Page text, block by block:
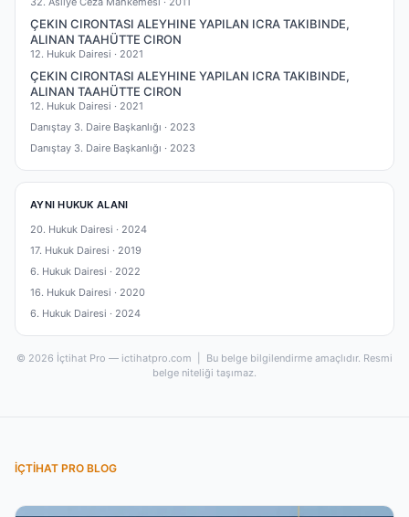
ÇEKIN CIRONTASI ALEYHINE YAPILAN ICRA TAKIBINDE,
ALINAN TAAHÜTTE CIRON
12. Hukuk Dairesi · 2021
ÇEKIN CIRONTASI ALEYHINE YAPILAN ICRA TAKIBINDE,
ALINAN TAAHÜTTE CIRON
12. Hukuk Dairesi · 2021
Danıştay 3. Daire Başkanlığı · 2023
Danıştay 3. Daire Başkanlığı · 2023
AYNI HUKUK ALANI
20. Hukuk Dairesi · 2024
17. Hukuk Dairesi · 2019
6. Hukuk Dairesi · 2022
16. Hukuk Dairesi · 2020
6. Hukuk Dairesi · 2024
© 2026 İçtihat Pro — ictihatpro.com | Bu belge bilgilendirme amaçlıdır. Resmi
belge niteliği taşımaz.
İÇTIHAT PRO BLOG